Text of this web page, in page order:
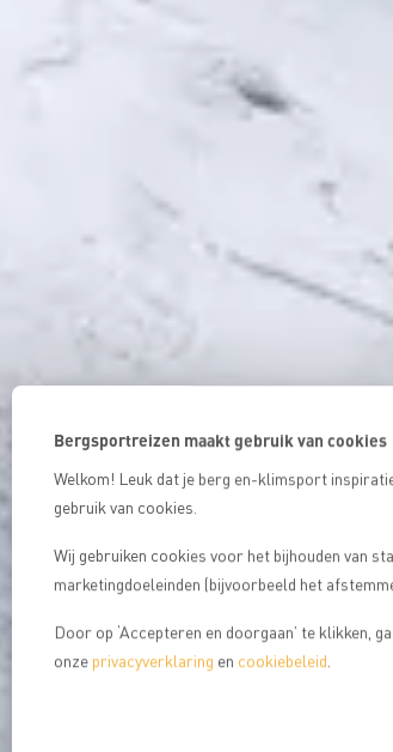
Bergsportreizen maakt gebruik van cookies
Welkom! Leuk dat je berg en-klimsport
gebruik van cookies.
Wij gebruiken cookies voor het bijhouden van
marketingdoeleinden (bijvoorbeeld het
Door op ‘Accepteren en doorgaan’ te klikken,
onze privacyverklaring en cookiebeleid